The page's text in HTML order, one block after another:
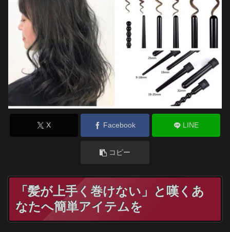
X Facebook LINE
コピー
「髪が上手く巻けない」と嘆くあ
なたへ簡単アイテムを